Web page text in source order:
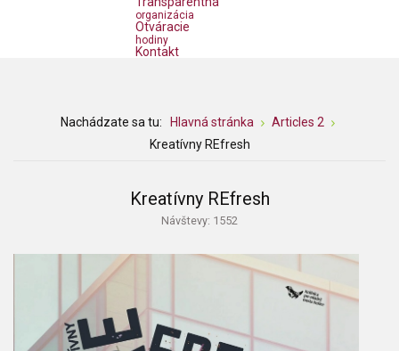
organizácia
Otváracie
hodiny
Kontakt
Nachádzate sa tu: Hlavná stránka
Articles 2
Kreatívny REfresh
Kreatívny REfresh
Návštevy: 1552